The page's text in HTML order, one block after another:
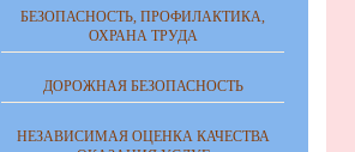
БЕЗОПАСНОСТЬ, ПРОФИЛАКТИКА,
ОХРАНА ТРУДА
ДОРОЖНАЯ БЕЗОПАСНОСТЬ
НЕЗАВИСИМАЯ ОЦЕНКА КАЧЕСТВА